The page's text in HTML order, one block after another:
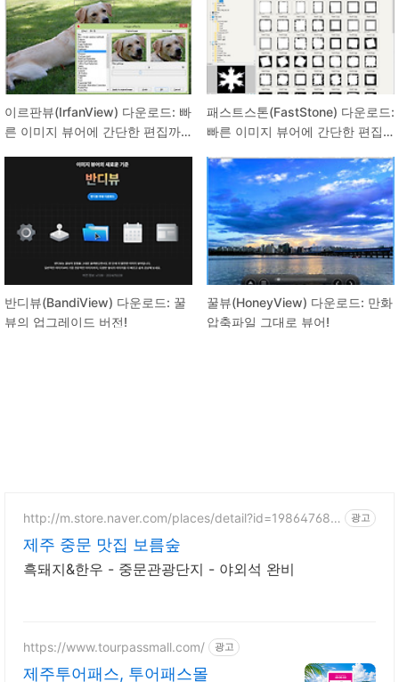
이르판뷰(IrfanView) 다운로드: 빠
른 이미지 뷰어에 간단한 편집까
패스트스톤(FastStone) 다운로드:
빠른 이미지 뷰어에 간단한 편집
반디뷰(BandiView) 다운로드: 꿀
뷰의 업그레이드 버전!
꿀뷰(HoneyView) 다운로드: 만화
압축파일 그대로 뷰어!
http://m.store.naver.com/places/detail?id=198647688
광고
제주 중문 맛집 보름숲
흑돼지&한우 - 중문관광단지 - 야외석 완비
https://www.tourpassmall.com/ 광고
제주투어패스, 투어패스몰